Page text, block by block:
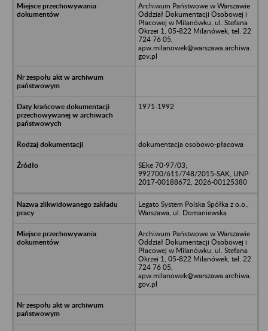
Archiwum Państwowe w Warszawie
Oddział Dokumentacji Osobowej i
Płacowej w Milanówku, ul. Stefana
Okrzei 1, 05-822 Milanówek, tel. 22
724 76 05,
apw.milanowek@warszawa.archiwa.
gov.pl
1971-1992
dokumentacja osobowo-płacowa
SEke 70-97/03;
992700/611/748/2015-SAK, UNP:
2017-00188672, 2026-00125380
Legato System Polska Spółka z o.o.,
Warszawa, ul. Domaniewska
Archiwum Państwowe w Warszawie
Oddział Dokumentacji Osobowej i
Płacowej w Milanówku, ul. Stefana
Okrzei 1, 05-822 Milanówek, tel. 22
724 76 05,
apw.milanowek@warszawa.archiwa.
gov.pl